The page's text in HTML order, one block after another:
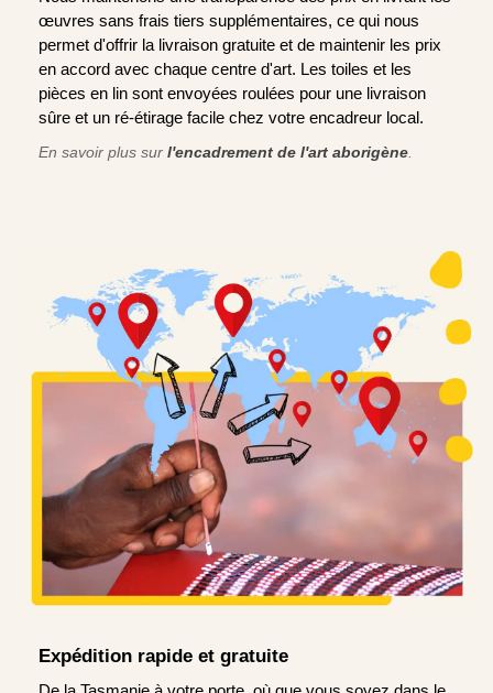
œuvres sans frais tiers supplémentaires, ce qui nous
permet d'offrir la livraison gratuite et de maintenir les prix
en accord avec chaque centre d'art. Les toiles et les
pièces en lin sont envoyées roulées pour une livraison
sûre et un ré-étirage facile chez votre encadreur local.
En savoir plus sur l'encadrement de l'art aborigène
Expédition rapide et gratuite